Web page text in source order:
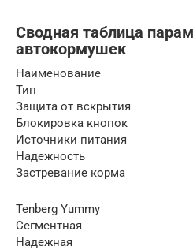
Сводная таблица
автокормушек
Наименование
Тип
Защита от вскрытия
Блокировка кнопок
Источники питания
Надежность
Застревание корма
Tenberg Yummy
Сегментная
Надежная